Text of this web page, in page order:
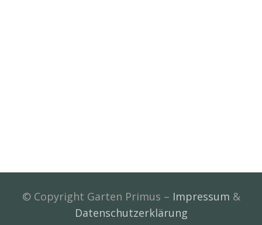
© Copyright Garten Primus – Impressum &
Datenschutzerklärung